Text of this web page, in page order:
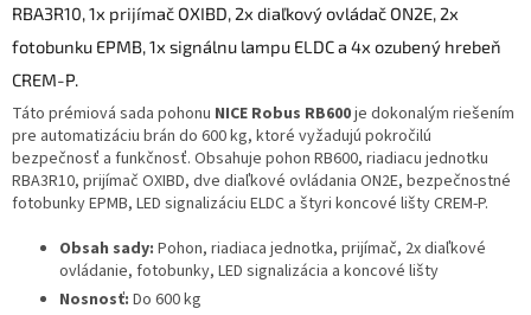
RBA3R10, 1x prijímač OXIBD, 2x diaľkový ovládač ON2E, 2x
fotobunku EPMB, 1x signálnu lampu ELDC a 4x ozubený hrebeň
CREM-P.
Táto prémiová sada pohonu NICE Robus RB600je dokonalým riešením
pre automatizáciu brán do 600 kg, ktoré vyžadujú pokročilú
bezpečnosť a funkčnosť. Obsahuje pohon RB600, riadiacu jednotku
RBA3R10, prijímač OXIBD, dve diaľkové ovládania ON2E, bezpečnostné
fotobunky EPMB, LED signalizáciu ELDC a štyri koncové lišty CREM-P.
Obsah sady: Pohon, riadiaca jednotka, prijímač, 2x diaľkové
ovládanie, fotobunky, LED signalizácia a koncové lišty
Nosnosť: Do 600 kg